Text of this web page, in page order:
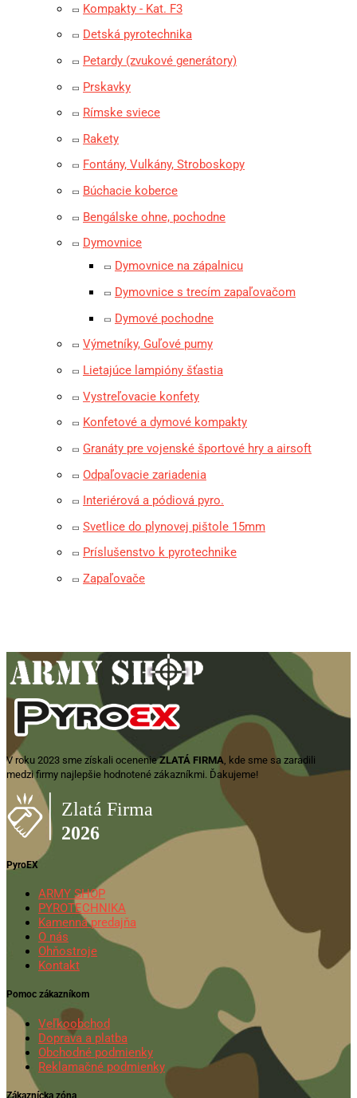
Kompakty - Kat. F3
Detská pyrotechnika
Petardy (zvukové generátory)
Prskavky
Rímske sviece
Rakety
Fontány, Vulkány, Stroboskopy
Búchacie koberce
Bengálske ohne, pochodne
Dymovnice
Dymovnice na zápalnicu
Dymovnice s trecím zapaľovačom
Dymové pochodne
Výmetníky, Guľové pumy
Lietajúce lampióny šťastia
Vystreľovacie konfety
Konfetové a dymové kompakty
Granáty pre vojenské športové hry a airsoft
Odpaľovacie zariadenia
Interiérová a pódiová pyro.
Svetlice do plynovej pištole 15mm
Príslušenstvo k pyrotechnike
Zapaľovače
V roku 2023 sme získali ocenenieZLATÁ FIRMA , kde sme sa zaradili
medzi firmy najlepšie hodnotené zákazníkmi. Ďakujeme!
PyroEX
ARMY SHOP
PYROTECHNIKA
Kamenná predajňa
O nás
Ohňostroje
Kontakt
Pomoc zákazníkom
Veľkoobchod
Doprava a platba
Obchodné podmienky
Reklamačné podmienky
Zákaznícka zóna